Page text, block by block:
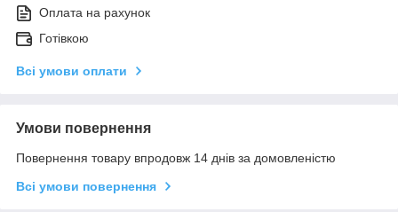
Оплата на рахунок
Готівкою
Всі умови оплати
Умови повернення
Повернення товару впродовж 14 днів за домовленістю
Всі умови повернення